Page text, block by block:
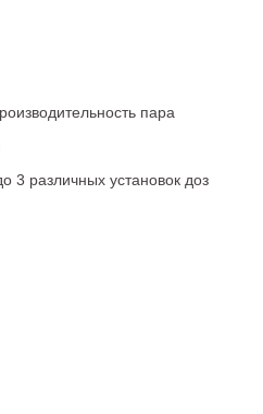
пара
3 различных установок доз